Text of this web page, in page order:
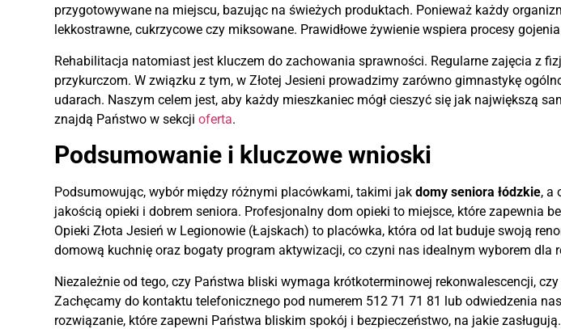
przygotowywane na miejscu, bazując na świeżych produktach. Ponieważ każdy
lekkostrawne, cukrzycowe czy miksowane. Prawidłowe żywienie wspiera procesy
Rehabilitacja natomiast jest kluczem do zachowania sprawności. Regularne zajęcia z
przykurczom. W związku z tym, w Złotej Jesieni prowadzimy zarówno gimnastykę
udarach. Naszym celem jest, aby każdy mieszkaniec mógł cieszyć się jak największą
znajdą Państwo w sekcjioferta.
Podsumowanie i kluczowe wnioski
Podsumowując, wybór między różnymi placówkami, takimi jakdomy seniora łódzkie, a
jakością opieki i dobrem seniora. Profesjonalny dom opieki to miejsce, które zapewnia
Opieki Złota Jesień w Legionowie (Łajskach) to placówka, która od lat buduje swoją
domową kuchnię oraz bogaty program aktywizacji, co czyni nas idealnym wyborem dla
Niezależnie od tego, czy Państwa bliski wymaga krótkoterminowej rekonwalescencji,
Zachęcamy do kontaktu telefonicznego pod numerem 512 71 71 81 lub odwiedzenia
rozwiązanie, które zapewni Państwa bliskim spokój i bezpieczeństwo, na jakie